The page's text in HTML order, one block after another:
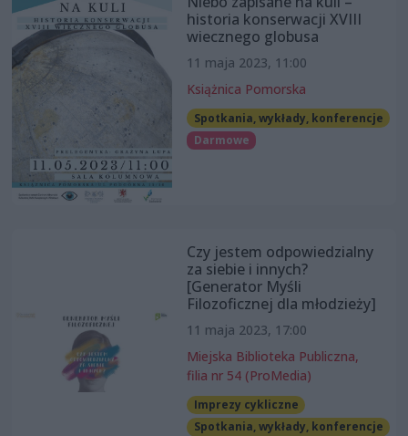
historia konserwacji XVIII
wiecznego globusa
11 maja 2023, 11:00
Książnica Pomorska
Spotkania, wykłady, konferencje
Darmowe
Czy jestem odpowiedzialny
za siebie i innych?
[Generator Myśli
Filozoficznej dla młodzieży]
11 maja 2023, 17:00
Miejska Biblioteka Publiczna,
filia nr 54 (ProMedia)
Imprezy cykliczne
Spotkania, wykłady, konferencje